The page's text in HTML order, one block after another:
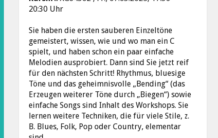
20:30 Uhr
Sie haben die ersten sauberen Einzeltöne
gemeistert, wissen, wie und wo man ein C
spielt, und haben schon ein paar einfache
Melodien ausprobiert. Dann sind Sie jetzt reif
für den nächsten Schritt! Rhythmus, bluesige
Töne und das geheimnisvolle „Bending“ (das
Erzeugen weiterer Töne durch „Biegen“) sowie
einfache Songs sind Inhalt des Workshops. Sie
lernen weitere Techniken, die für viele Stile, z.
B. Blues, Folk, Pop oder Country, elementar